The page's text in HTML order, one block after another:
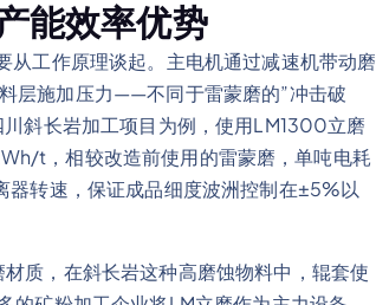
能效率优势
工作原理谈起。主电机通过减速机带动磨
层施加压力——不同于雷蒙磨的”冲击破
斜长岩加工项目为例，使用LM1300立磨
t，相较改造前使用的雷蒙磨，单吨电耗
转速，保证成品细度波洲控制在±5%以
质，在斜长岩这种高磨蚀物料中，辊套使